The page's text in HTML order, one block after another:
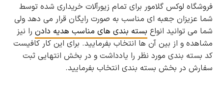
فروشگاه لوکس گلامور برای تمام زیورآلات خریداری شده توسط
شما عزیزان جعبه ای مناسب به صورت رایگان قرار می دهد ولی
شما می توانید انواع بسته بندی های مناسب هدیه دادن را نیز
مشاهده و از بین آن ها انتخاب بفرمایید. برای این کار کافیست
کد بسته بندی مورد نظر را یادداشت و در بخش انتهایی ثبت
سفارش در بخش بسته بندی انتخاب بفرمایید.